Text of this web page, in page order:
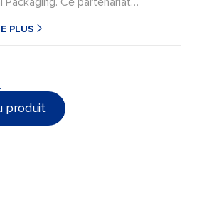
haute barrière, les
protectrice (MAP), les
PLUS
produit